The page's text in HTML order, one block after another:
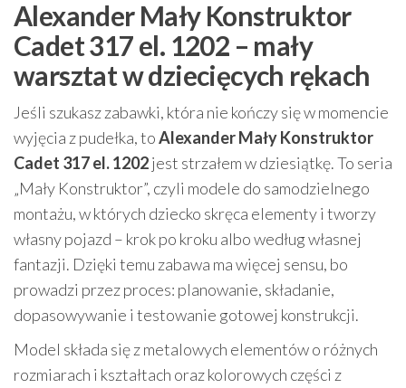
Alexander Mały Konstruktor
Cadet 317 el. 1202 – mały
warsztat w dziecięcych rękach
Jeśli szukasz zabawki, która nie kończy się w momencie
wyjęcia z pudełka, toAlexander Mały Konstruktor
Cadet 317 el. 1202jest strzałem w dziesiątkę. To seria
„Mały Konstruktor”, czyli modele do samodzielnego
montażu, w których dziecko skręca elementy i tworzy
własny pojazd – krok po kroku albo według własnej
fantazji. Dzięki temu zabawa ma więcej sensu, bo
prowadzi przez proces: planowanie, składanie,
dopasowywanie i testowanie gotowej konstrukcji.
Model składa się z metalowych elementów o różnych
rozmiarach i kształtach oraz kolorowych części z